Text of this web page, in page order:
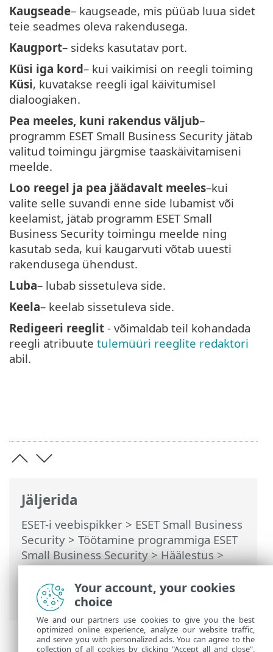
Jäljerida
ESET-i veebispikker > ESET Small Business
Security > Töötamine programmiga ESET
Small Business Security>Häälestus>
Võrgukaitse> Dialoogiaknad –
võrgukaitse > Sissetulev usaldusväärne
side
Kaugseade– kaugseade, mis püüab luua sidet
teie seadmes oleva rakendusega.
Kaugport– sideks kasutatav port.
Küsi iga kord– kui vaikimisi on reegli toiming
Küsi, kuvatakse reegli igal käivitumisel
dialoogiaken.
Pea meeles, kuni rakendus väljub–
programm ESET Small Business Security jätab
valitud toimingu järgmise taaskäivitamiseni
meelde.
Loo reegel ja pea jäädavalt meeles–kui
valite selle suvandi enne side lubamist või
keelamist, jätab programm ESET Small
Business Security toimingu meelde ning
kasutab seda, kui kaugarvuti võtab uuesti
rakendusega ühendust.
Luba– lubab sissetuleva side.
Keela– keelab sissetuleva side.
Redigeeri reeglit - võimaldab teil kohandada
reegli atribuute tulemüüri reeglite redaktori
abil.
Your account, your cookies
choice
We and our partners use cookies to give you the best
optimized online experience, analyze our website traffic,
and serve you with personalized ads. You can agree to the
collection of all cookies by clicking "Accept all and close",